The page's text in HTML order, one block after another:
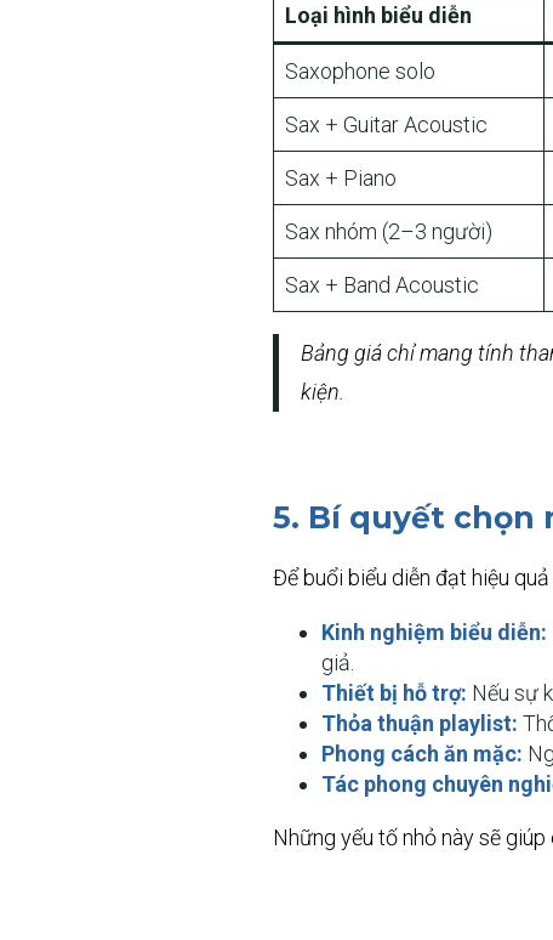
Loại hình biểu diễn
Saxophone solo
Sax + Guitar Acoustic
Sax + Piano
Sax nhóm (2–3 người)
Sax + Band Acoustic
Bảng giá chỉ mang tính
kiện.
5. Bí quyết chọn
Để buổi biểu diễn đạt hiệu
Kinh nghiệm biểu diễn:
giả.
Thiết bị hỗ trợ: Nếu sự
Thỏa thuận playlist:
Phong cách ăn mặc:
Tác phong chuyên
Những yếu tố nhỏ này sẽ